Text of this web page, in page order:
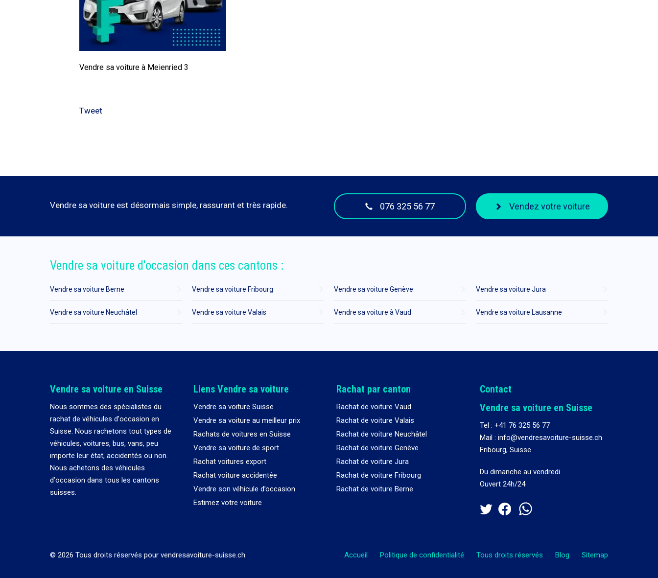
Vendre sa voiture à Meienried 3
Tweet
Vendre sa voiture est désormais simple, rassurant et très rapide. 076 325 56 77 Vendez votre voiture
Vendre sa voiture d'occasion dans ces cantons :
Vendre sa voiture Berne Vendre sa voiture Fribourg Vendre sa voiture Genève Vendre sa voiture Jura
Vendre sa voiture Neuchâtel Vendre sa voiture Valais Vendre sa voiture à Vaud Vendre sa voiture Lausanne
Vendre sa voiture en Suisse
Nous sommes des spécialistes du
rachat de véhicules d’occasion en
Suisse. Nous rachetons tout types de
véhicules, voitures, bus, vans, peu
importe leur état, accidentés ou non.
Nous achetons des véhicules
d’occasion dans tous les cantons
suisses.
Liens Vendre sa voiture
Vendre sa voiture Suisse
Vendre sa voiture au meilleur prix
Rachats de voitures en Suisse
Vendre sa voiture de sport
Rachat voitures export
Rachat voiture accidentée
Vendre son véhicule d’occasion
Estimez votre voiture
Rachat par canton
Rachat de voiture Vaud
Rachat de voiture Valais
Rachat de voiture Neuchâtel
Rachat de voiture Genève
Rachat de voiture Jura
Rachat de voiture Fribourg
Rachat de voiture Berne
Contact
Vendre sa voiture en Suisse
Tel : +41 76 325 56 77
Mail : info@vendresavoiture-suisse.ch
Fribourg, Suisse
Du dimanche au vendredi
Ouvert 24h/24
Accueil Politique de confidentialité Tous droits réservés Blog Sitemap
© 2026 Tous droits réservés pour vendresavoiture-suisse.ch